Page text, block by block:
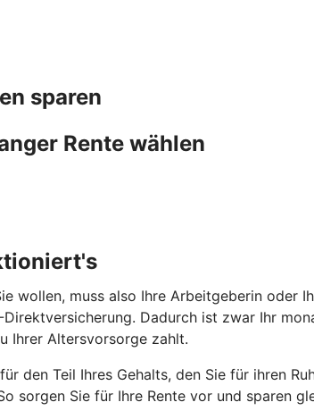
sparen
Rente wählen
wollen, muss also Ihre Arbeitgeberin oder
Dadurch ist zwar Ihr
Ihrer Altersvorsorge zahlt.
Teil Ihres Gehalts, den Sie für ihren
sorgen Sie für Ihre Rente vor und sparen